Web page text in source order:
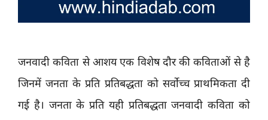
जनवादी कविता से आशय एक विशेष दौर की कविताओं से है
जिनमें जनता के प्रति प्रतिबद्धता को सर्वोच्च प्राथमिकता दी
गई है। जनता के प्रति यही प्रतिबद्धता जनवादी कविता को